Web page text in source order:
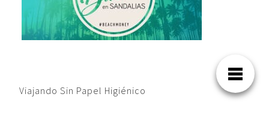
Viajando Sin Papel Higiénico